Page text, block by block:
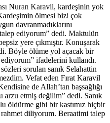
Nuran Karavil, kardeşinin yok
ölmesi bizi çok
davranmadıklarını
talep ediyorum” dedi. Maktulün
yere çıkmıştır. Konuşarak
Böyle ölüme yol açacak bir
ifadelerini kullandı.
sorulan sanık Selahattin
Vefat eden Fırat Karavil
de Allah’tan başsağlığı
etmiş değilim” dedi. Sanık
öldürme gibi bir kastımız hiçbir
diliyorum. Beraatimi talep